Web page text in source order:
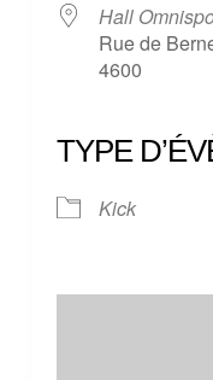
Hall
Rue de
4600
TYPE
Kick